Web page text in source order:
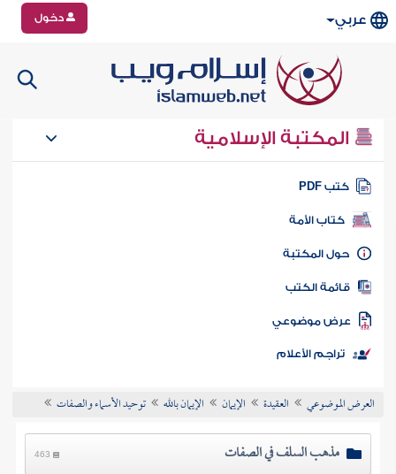
عربي دخول
المكتبة الإسلامية
كتب PDF
كتاب الأمة
المكتبة
الكتب
موضوعي
تراجم الأعلام
العرض الموضوعي العقيدة الإيمان الإيمان بالله توحيد الأسماء والصفات
مذهب السلف في الصفات 463